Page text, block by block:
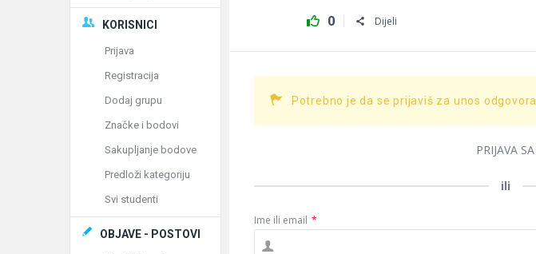
0 Dijeli
Potrebno je da se prijaviš za unos odgovora.
PRIJAVA SA
ili
Ime ili email *
KORISNICI
Prijava
Registracija
Dodaj grupu
Značke i bodovi
Sakupljanje bodove
Predloži kategoriju
Svi studenti
OBJAVE - POSTOVI